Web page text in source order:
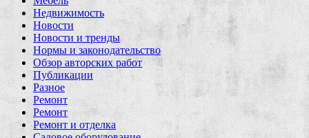
Недвижимость
Новости
Новости и тренды
Нормы и законодательство
Обзор авторских работ
Публикации
Разное
Ремонт
Ремонт
Ремонт и отделка